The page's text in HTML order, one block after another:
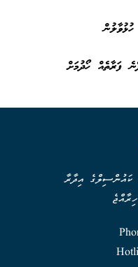
ފަރާތެއް ހޯދުމަށް
ކައުންސިލްގެ އިދާރާ